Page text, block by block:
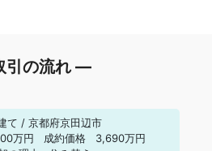
の流れ ―
て / 京都府京田辺市
万円 成約価格
3,690万円